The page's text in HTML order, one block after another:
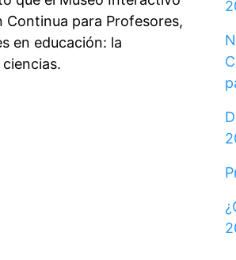
Continua para Profesores,
en educación: la